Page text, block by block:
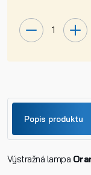
Popis produktu
Výstražná lampa
Jméno